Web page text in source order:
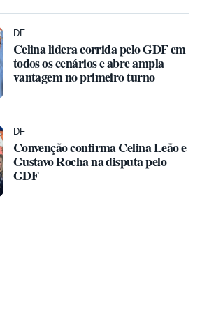
DF
Celina lidera corrida pelo GDF em
todos os cenários e abre ampla
vantagem no primeiro turno
DF
Convenção confirma Celina Leão e
Gustavo Rocha na disputa pelo
GDF